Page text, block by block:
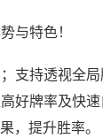
与特色！
支持透视全
好牌率及快
，提升胜率。